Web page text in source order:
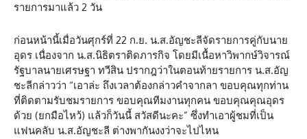
รายการมาแล้ว 2 วัน
ก่อนหน้านี้เมื่อวันศุกร์ที่ 22 ก.ย. น.ส.อัญชะลีจัดรายการคู่กับนาย
อุดร เนื่องจาก น.ส.นิธิตราติดภารกิจ โดยมีเนื้อหาวิพากษ์วิจารณ์
รัฐบาลนายเศรษฐา ทวีสิน ปรากฎว่าในตอนท้ายรายการ น.ส.อัญ
ชะลีกล่าวว่า “เอาล่ะ ถึงเวลาต้องกล่าวคำจากลา ขอบคุณทุกท่าน
ที่ติดตามรับชมรายการ ขอบคุณทีมงานทุกคน ขอบคุณคุณอุดร
ด้วย (ยกมือไหว้) แล้วก็วันนี้ สวัสดีนะคะ” ซึ่งทำเอาผู้ชมที่เป็น
แฟนคลับ น.ส.อัญชะลี ต่างพากันงงว่าจะไปไหน